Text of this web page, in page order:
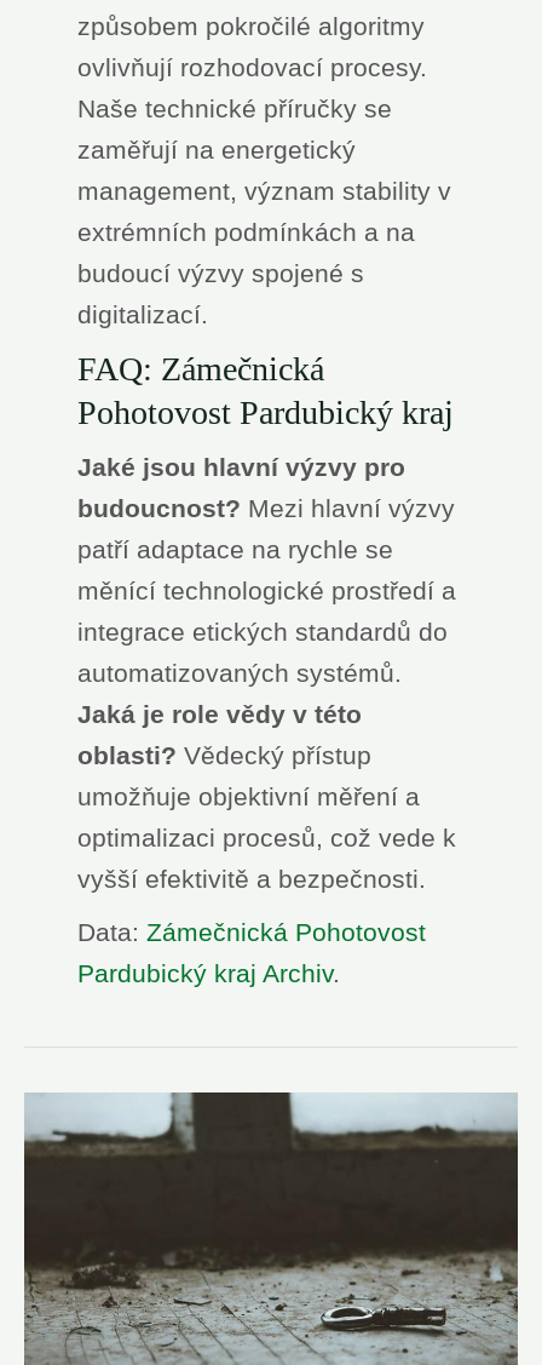
způsobem pokročilé algoritmy
ovlivňují rozhodovací procesy.
Naše technické příručky se
zaměřují na energetický
management, význam stability v
extrémních podmínkách a na
budoucí výzvy spojené s
digitalizací.
FAQ: Zámečnická
Pohotovost Pardubický kraj
Jaké jsou hlavní výzvy pro
budoucnost? Mezi hlavní výzvy
patří adaptace na rychle se
měnící technologické prostředí a
integrace etických standardů do
automatizovaných systémů.
Jaká je role vědy v této
oblasti? Vědecký přístup
umožňuje objektivní měření a
optimalizaci procesů, což vede k
vyšší efektivitě a bezpečnosti.
Data: Zámečnická Pohotovost
Pardubický kraj Archiv.